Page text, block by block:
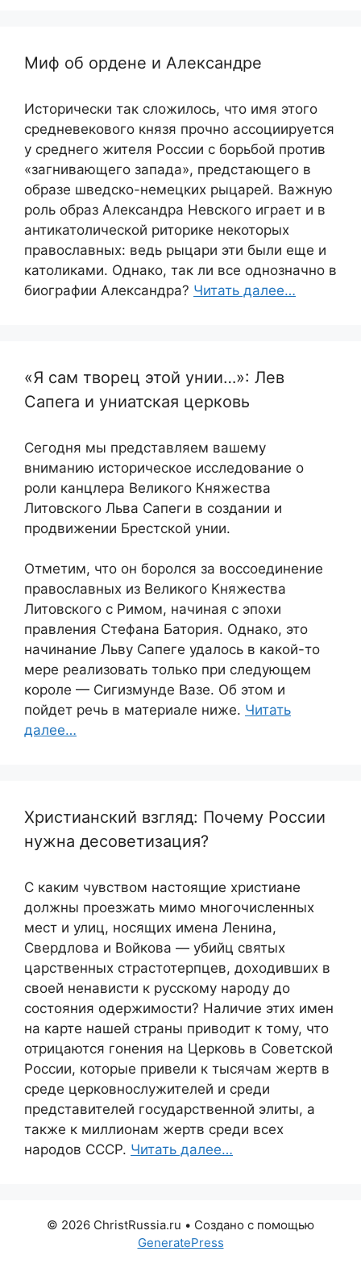
Миф об ордене и Александре
Исторически так сложилось, что имя этого
средневекового князя прочно ассоциируется
у среднего жителя России с борьбой против
«загнивающего запада», предстающего в
образе шведско-немецких рыцарей. Важную
роль образ Александра Невского играет и в
антикатолической риторике некоторых
православных: ведь рыцари эти были еще и
католиками. Однако, так ли все однозначно в
биографии Александра? Читать далее…
«Я сам творец этой унии…»: Лев
Сапега и униатская церковь
Сегодня мы представляем вашему
вниманию историческое исследование о
роли канцлера Великого Княжества
Литовского Льва Сапеги в создании и
продвижении Брестской унии.
Отметим, что он боролся за воссоединение
православных из Великого Княжества
Литовского с Римом, начиная с эпохи
правления Стефана Батория. Однако, это
начинание Льву Сапеге удалось в какой-то
мере реализовать только при следующем
короле — Сигизмунде Вазе. Об этом и
пойдет речь в материале ниже. Читать
далее…
Христианский взгляд: Почему России
нужна десоветизация?
С каким чувством настоящие христиане
должны проезжать мимо многочисленных
мест и улиц, носящих имена Ленина,
Свердлова и Войкова — убийц святых
царственных страстотерпцев, доходивших в
своей ненависти к русскому народу до
состояния одержимости? Наличие этих имен
на карте нашей страны приводит к тому, что
отрицаются гонения на Церковь в Советской
России, которые привели к тысячам жертв в
среде церковнослужителей и среди
представителей государственной элиты, а
также к миллионам жертв среди всех
народов СССР. Читать далее…
© 2026 ChristRussia.ru • Создано с помощью
GeneratePress